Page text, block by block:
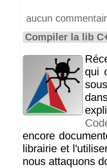
aucun
Compiler la lib
qui
encore
librairie et
nous attaquons